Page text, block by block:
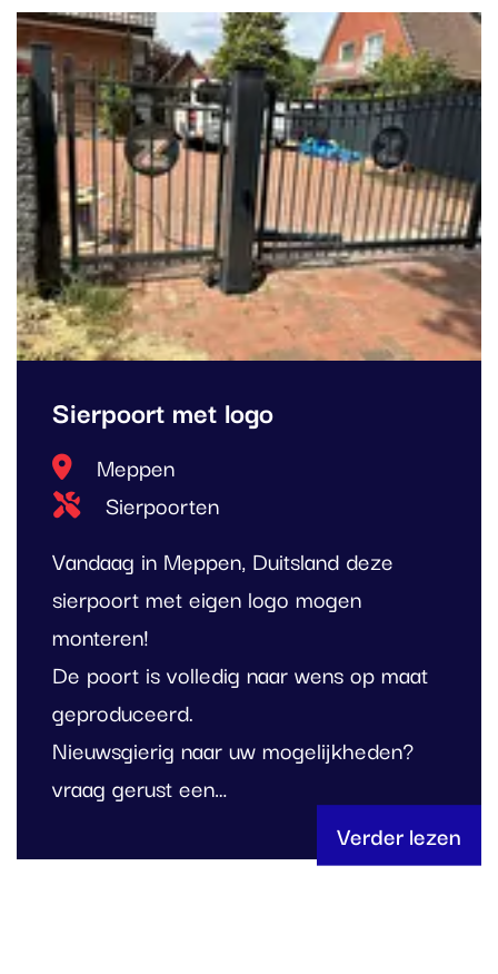
Sierpoort met logo
Locatie
Meppen
Type project
Sierpoorten
Vandaag in Meppen, Duitsland deze
sierpoort met eigen logo mogen
monteren!
De poort is volledig naar wens op maat
geproduceerd.
Nieuwsgierig naar uw mogelijkheden?
vraag gerust een…
Verder lezen